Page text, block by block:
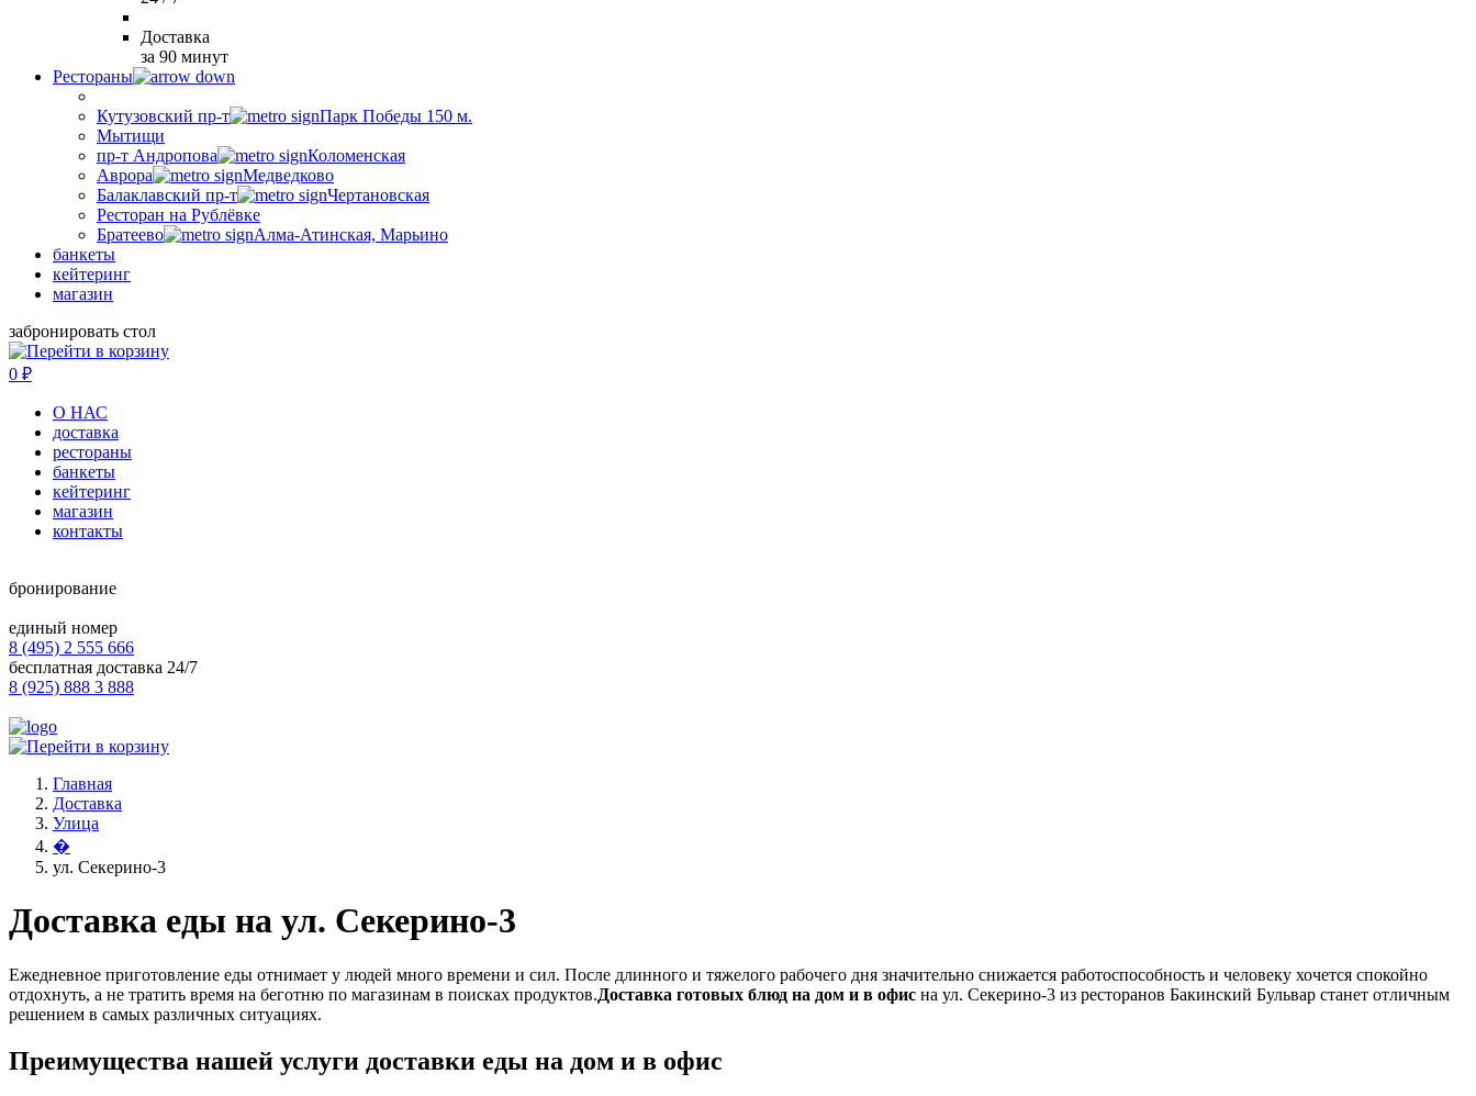
Доставка
за 90 минут
Рестораны
Кутузовский пр-т
Парк Победы 150 м.
Мытищи
пр-т Андропова
Коломенская
Аврора
Медведково
Балаклавский пр-т
Чертановская
Ресторан на Рублёвке
Братеево
Алма-Атинская, Марьино
банкеты
кейтеринг
магазин
забронировать стол
0 ₽
О НАС
доставка
рестораны
банкеты
кейтеринг
магазин
контакты
бронирование
единый номер
8 (495) 2 555 666
бесплатная доставка 24/7
8 (925) 888 3 888
Главная
Доставка
Улица
�
ул. Секерино-3
Доставка еды на ул. Секерино-3
Ежедневное приготовление еды отнимает у людей много времени и сил. После длинного и тяжелого рабочего дня значительно снижается работоспособность и человеку хочется спокойно
отдохнуть, а не тратить время на беготню по магазинам в поисках продуктов.Доставка готовых блюд на дом и в офис на ул. Секерино-3 из ресторанов Бакинский Бульвар станет отличным
решением в самых различных ситуациях.
Преимущества нашей услуги доставки еды на дом и в офис